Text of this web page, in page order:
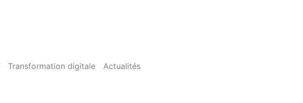
Transformation digitale
Actualités